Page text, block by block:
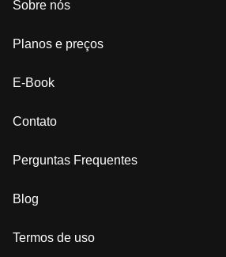
Sobre nós
Planos e preços
E-Book
Contato
Perguntas Frequentes
Blog
Termos de uso